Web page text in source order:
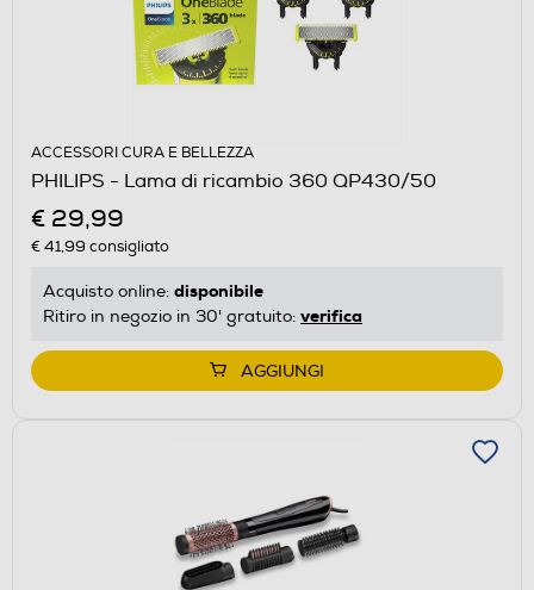
ACCESSORI CURA E BELLEZZA
PHILIPS - Lama di ricambio 360 QP430/50
€ 29,99
€ 41,99 consigliato
Acquisto online: disponibile
Ritiro in negozio in 30' gratuito: verifica
AGGIUNGI